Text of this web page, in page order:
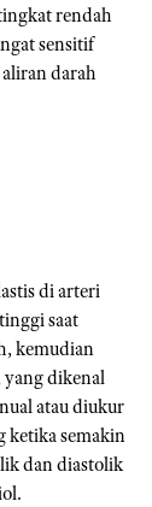
rendah
sensitif
darah
di arteri
saat
kemudian
dikenal
atau diukur
ketika semakin
dan diastolik